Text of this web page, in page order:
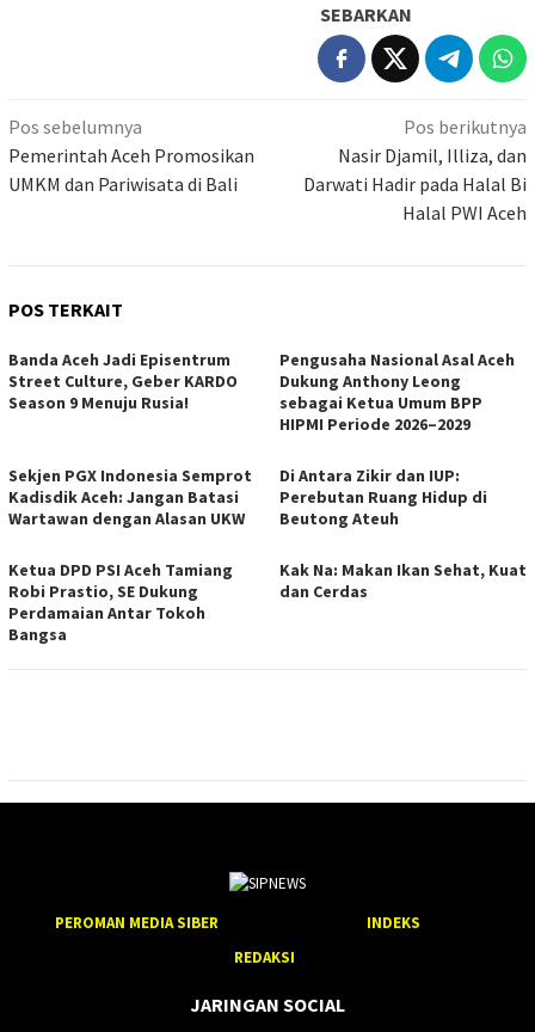
SEBARKAN
Navigasi
pos
Pos sebelumnya
Pemerintah Aceh Promosikan
UMKM dan Pariwisata di Bali
Pos berikutnya
Nasir Djamil, Illiza, dan
Darwati Hadir pada Halal Bi
Halal PWI Aceh
POS TERKAIT
Banda Aceh Jadi Episentrum
Street Culture, Geber KARDO
Season 9 Menuju Rusia!
Pengusaha Nasional Asal Aceh
Dukung Anthony Leong
sebagai Ketua Umum BPP
HIPMI Periode 2026–2029
Sekjen PGX Indonesia Semprot
Kadisdik Aceh: Jangan Batasi
Wartawan dengan Alasan UKW
Di Antara Zikir dan IUP:
Perebutan Ruang Hidup di
Beutong Ateuh
Ketua DPD PSI Aceh Tamiang
Robi Prastio, SE Dukung
Perdamaian Antar Tokoh
Bangsa
Kak Na: Makan Ikan Sehat, Kuat
dan Cerdas
PEROMAN MEDIA SIBER
INDEKS
REDAKSI
JARINGAN SOCIAL